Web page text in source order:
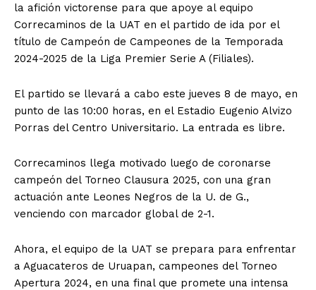
la afición victorense para que apoye al equipo
Correcaminos de la UAT en el partido de ida por el
título de Campeón de Campeones de la Temporada
2024-2025 de la Liga Premier Serie A (Filiales).
El partido se llevará a cabo este jueves 8 de mayo, en
punto de las 10:00 horas, en el Estadio Eugenio Alvizo
Porras del Centro Universitario. La entrada es libre.
Correcaminos llega motivado luego de coronarse
campeón del Torneo Clausura 2025, con una gran
actuación ante Leones Negros de la U. de G.,
venciendo con marcador global de 2-1.
Ahora, el equipo de la UAT se prepara para enfrentar
a Aguacateros de Uruapan, campeones del Torneo
Apertura 2024, en una final que promete una intensa